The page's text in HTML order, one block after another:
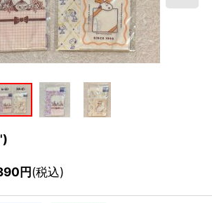
円(税込)